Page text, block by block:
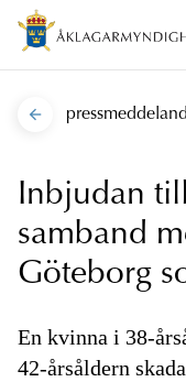
Inbjudan
samband
Göteborg
En kvinna i 38-
42-årsåldern